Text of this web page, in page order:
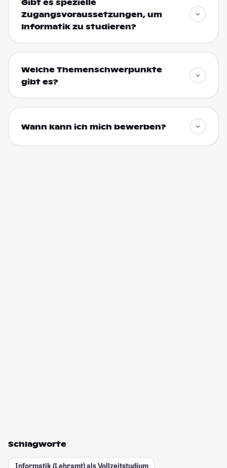
Gibt es spezielle
Zugangsvoraussetzungen, um
Informatik zu studieren?
Welche Themenschwerpunkte
gibt es?
Wann kann ich mich bewerben?
Schlagworte
Informatik (Lehramt) als Vollzeitstudium